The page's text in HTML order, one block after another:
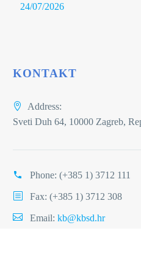
24/07/2026
KONTAKT
Address:
Sveti Duh 64, 10000 Zagreb,
Phone: (+385 1) 3712 111
Fax: (+385 1) 3712 308
Email: kb@kbsd.hr